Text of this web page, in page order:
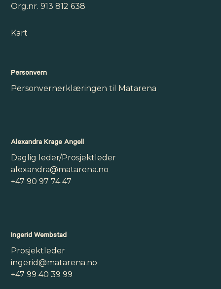
Org.nr. 913 812 638
Kart
Personvern
Personvernerklæringen til Matarena
Alexandra Krage Angell
Daglig leder/Prosjektleder
alexandra@matarena.no
+47 90 97 74 47
Ingerid Wembstad
Prosjektleder
ingerid@matarena.no
+47 99 40 39 99